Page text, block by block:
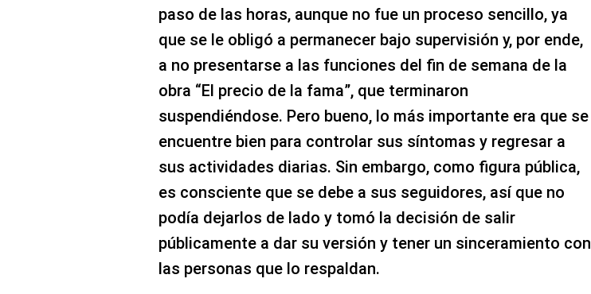
paso de las horas, aunque no fue un proceso sencillo, ya
que se le obligó a permanecer bajo supervisión y, por ende,
a no presentarse a las funciones del fin de semana de la
obra “El precio de la fama”, que terminaron
suspendiéndose. Pero bueno, lo más importante era que se
encuentre bien para controlar sus síntomas y regresar a
sus actividades diarias. Sin embargo, como figura pública,
es consciente que se debe a sus seguidores, así que no
podía dejarlos de lado y tomó la decisión de salir
públicamente a dar su versión y tener un sinceramiento con
las personas que lo respaldan.